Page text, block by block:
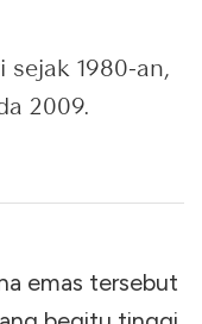
sejak 1980-an,
2009.
emas tersebut